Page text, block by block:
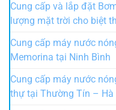
Cung cấp và lắp đặt
lượng mặt trời cho biệt
Cung cấp máy nước
Memorina tại Ninh Bình
Cung cấp máy nước
thự tại Thường Tín – Hà